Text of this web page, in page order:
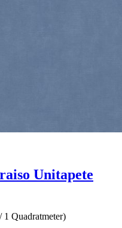
Unitapete
1 Quadratmeter)